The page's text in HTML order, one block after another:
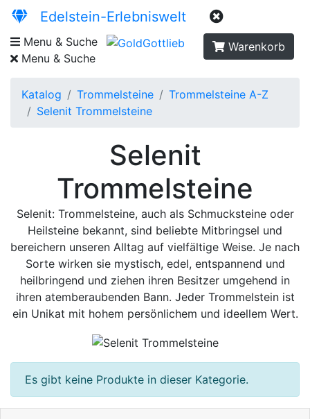
Edelstein-Erlebniswelt
Menu & Suche
Menu & Suche
Warenkorb
Katalog Trommelsteine
Trommelsteine A-Z
Selenit Trommelsteine
Selenit
Trommelsteine
Selenit: Trommelsteine, auch als Schmucksteine oder
Heilsteine bekannt, sind beliebte Mitbringsel und
bereichern unseren Alltag auf vielfältige Weise. Je nach
Sorte wirken sie mystisch, edel, entspannend und
heilbringend und ziehen ihren Besitzer umgehend in
ihren atemberaubenden Bann. Jeder Trommelstein ist
ein Unikat mit hohem persönlichem und ideellem Wert.
Es gibt keine Produkte in dieser Kategorie.